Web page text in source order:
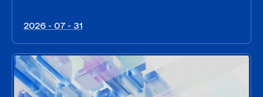
2026 - 07 - 31